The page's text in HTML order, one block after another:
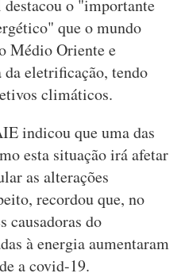
o "importante
que o mundo
Médio Oriente e
eletrificação, tendo
climáticos.
indicou que uma das
esta situação irá afetar
as alterações
recordou que, no
causadoras do
à energia aumentaram
a covid-19.